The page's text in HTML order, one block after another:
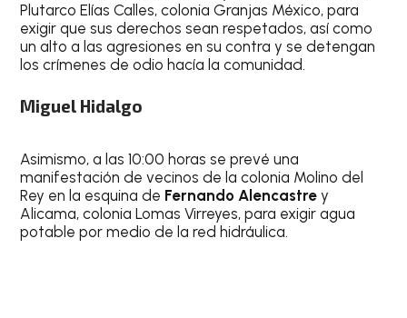
Plutarco Elías Calles, colonia Granjas México, para
exigir que sus derechos sean respetados, así como
un alto a las agresiones en su contra y se detengan
los crímenes de odio hacía la comunidad.
Miguel Hidalgo
Asimismo, a las 10:00 horas se prevé una
manifestación de vecinos de la colonia Molino del
Rey en la esquina de Fernando Alencastre y
Alicama, colonia Lomas Virreyes, para exigir agua
potable por medio de la red hidráulica.